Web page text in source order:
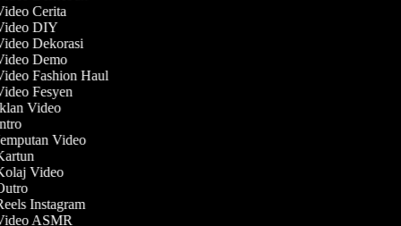
Cerita
DIY
Dekorasi
Demo
Fashion Haul
Fesyen
Video
Video
Video
Instagram
ASMR